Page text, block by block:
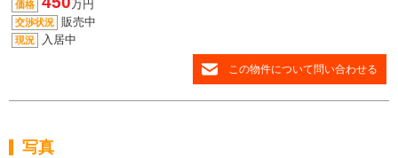
価格 万円
交渉状況 販売中
現況 入居中
この物件について問い合わせる
写真